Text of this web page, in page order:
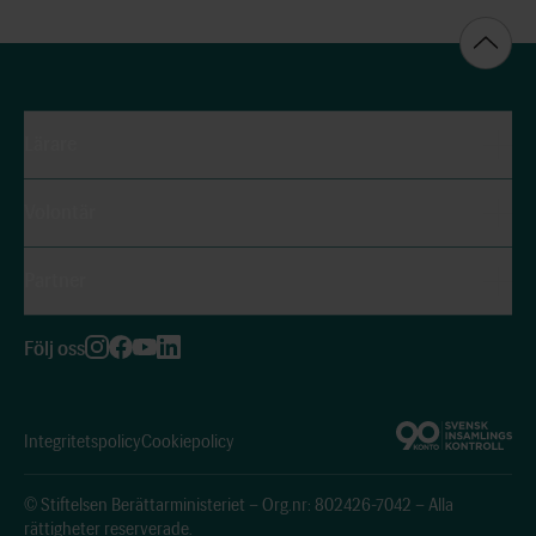
Följ oss
IntegritetspolicyCookiepolicy
© Stiftelsen Berättarministeriet – Org.nr: 802426-7042 – Alla
rättigheter reserverade.